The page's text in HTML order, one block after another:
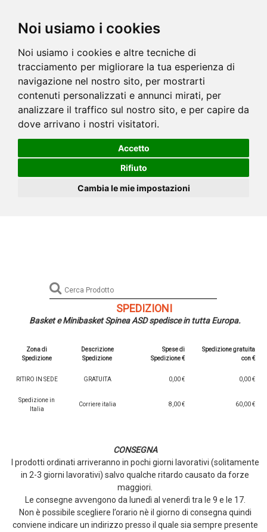
Noi usiamo i cookies
Noi usiamo i cookies e altre tecniche di
tracciamento per migliorare la tua esperienza di
navigazione nel nostro sito, per mostrarti
contenuti personalizzati e annunci mirati, per
analizzare il traffico sul nostro sito, e per capire da
dove arrivano i nostri visitatori.
Accetto
Rifiuto
Cambia le mie impostazioni
SPEDIZIONI
Basket e Minibasket Spinea ASD spedisce in tutta Europa.
Zona di
Spedizione
Descrizione
Spedizione
Spese di
Spedizione €
Spedizione gratuita
con €
RITIRO IN SEDE GRATUITA 0,00 € 0,00 €
Spedizione in
Italia
Corriere italia 8,00 € 60,00 €
CONSEGNA
I prodotti ordinati arriveranno in pochi giorni lavorativi (solitamente
in 2-3 giorni lavorativi) salvo qualche ritardo causato da forze
maggiori.
Le consegne avvengono da lunedì al venerdì tra le 9 e le 17.
Non è possibile scegliere l’orario nè il giorno di consegna quindi
conviene indicare un indirizzo presso il quale sia sempre presente